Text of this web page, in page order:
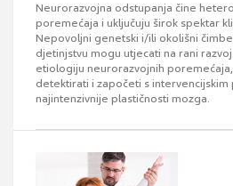
Neurorazvojna odstupanja čine
poremećaja i uključuju širok spektar
Nepovoljni genetski i/ili okolišni
djetinjstvu mogu utjecati na rani
etiologiju neurorazvojnih
detektirati i započeti s intervencijskim
najintenzivnije plastičnosti mozga.